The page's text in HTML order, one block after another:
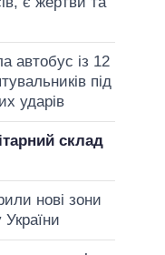
автобус із 12
під
ударів
склад
нові зони